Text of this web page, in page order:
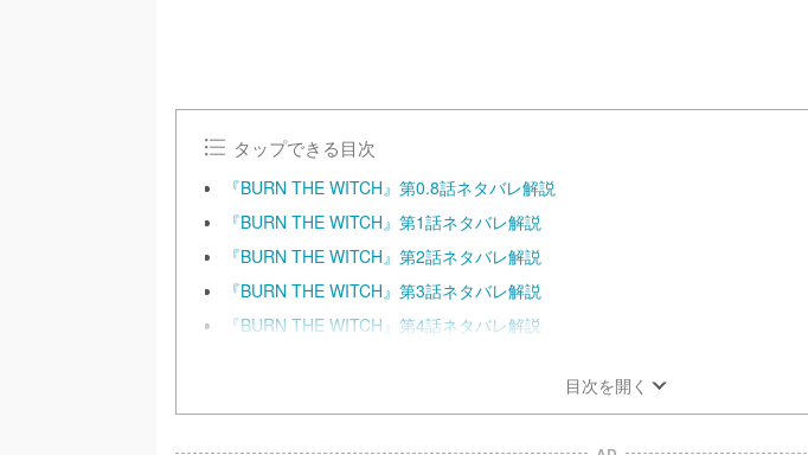
タップできる目次
『BURN THE WITCH』第0.8話ネタバレ解説
『BURN THE WITCH』第1話ネタバレ解説
『BURN THE WITCH』第2話ネタバレ解説
『BURN THE WITCH』第3話ネタバレ解説
『BURN THE WITCH』第4話ネタバレ解説
目次を開く